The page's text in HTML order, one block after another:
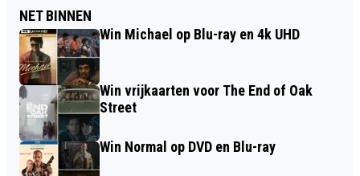
NET BINNEN
Win Michael op Blu-ray en 4k UHD
Win vrijkaarten voor The End of Oak
Street
Win Normal op DVD en Blu-ray